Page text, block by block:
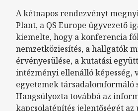
A kétnapos rendezvényt
Plant, a QS Europe ügyvezető
kiemelte, hogy a konferencia
nemzetköziesítés, a hallgatók
érvényesülése, a kutatási
intézményi ellenálló képesség,
egyetemek társadalomformáló
Hangsúlyozta továbbá az
kapcsolatépítés jelentőségét